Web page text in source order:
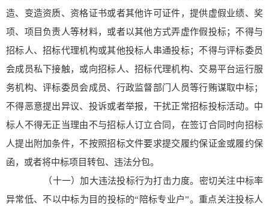
造、变造资质、资格证书或者其他许可证件，提供虚假业绩、奖
项、项目负责人等材料，或者以其他方式弄虚作假投标；不得与
招标人、招标代理机构或其他投标人串通投标；不得与评标委员
会成员私下接触，或向招标人、招标代理机构、交易平台运行服
务机构、评标委员会成员、行政监督部门人员等行贿谋取中标；
不得恶意提出异议、投诉或者举报，干扰正常招标投标活动。中
标人不得无正当理由不与招标人订立合同，在签订合同时向招标
人提出附加条件，不按照招标文件要求提交履约保证金或履约保
函，或者将中标项目转包、违法分包。
（十一）加大违法投标行为打击力度。密切关注中标率
异常低、不以中标为目的投标的“陪标专业户”。重点关注投标人